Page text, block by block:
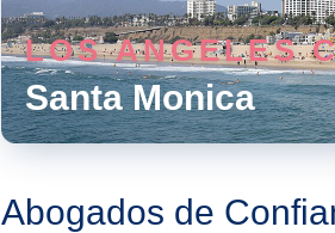
LOS ANGELES
Santa Monica
Abogados de